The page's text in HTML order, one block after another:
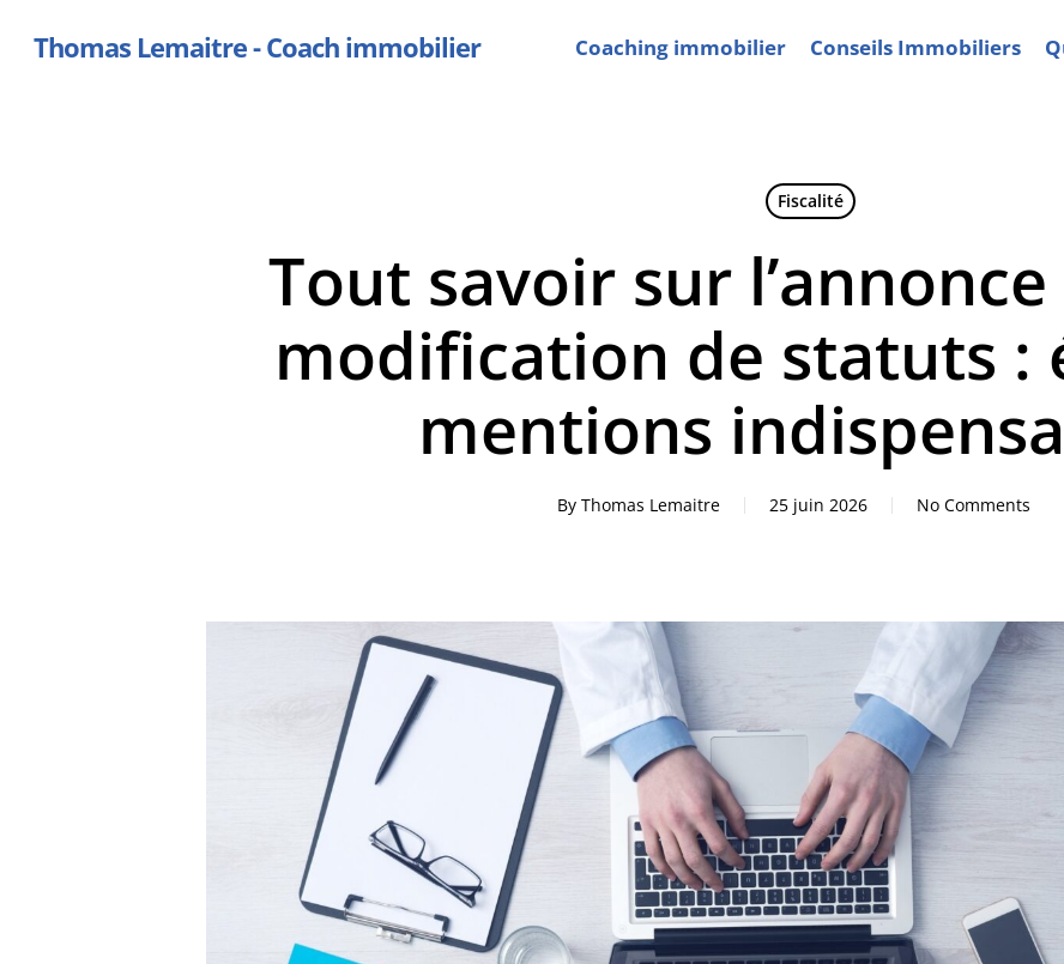
Thomas Lemaitre - Coach immobilier Coaching immobilier Conseils Immobiliers
Fiscalité
Tout savoir sur
modification de statuts :
mentions
By Thomas Lemaitre 25 juin 2026 No Comments